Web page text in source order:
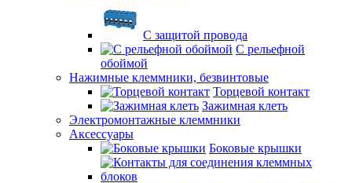
С защитой провода
C рельефной
обоймой
Нажимные клеммники, безвинтовые
Торцевой контакт
Зажимная клеть
Электромонтажные клеммники
Аксессуары
Боковые крышки